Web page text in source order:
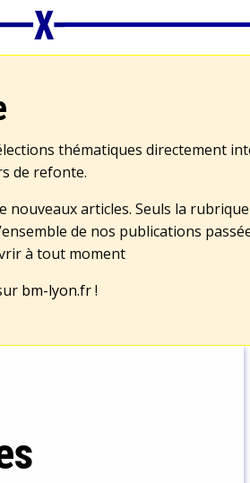
thématiques directement
de refonte.
articles. Seuls la
de nos publications
à tout moment
bm-lyon.fr!